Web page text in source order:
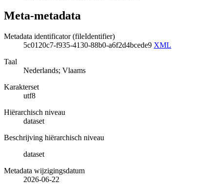
Meta-metadata
Metadata identificator (fileIdentifier)
5c0120c7-f935-4130-88b0-a6f2d4bcede9 XML
Taal
Nederlands; Vlaams
Karakterset
utf8
Hiërarchisch niveau
dataset
Beschrijving hiërarchisch niveau
dataset
Metadata wijzigingsdatum
2026-06-22